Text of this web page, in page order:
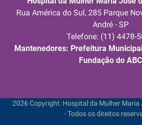
Rua América do Sul, 285 Parque
André - SP
Telefone: (11) 4478-
Mantenedores: Prefeitura
Fundação do ABC
2026 Copyright: Hospital da Mulher Maria
- Todos os direitos